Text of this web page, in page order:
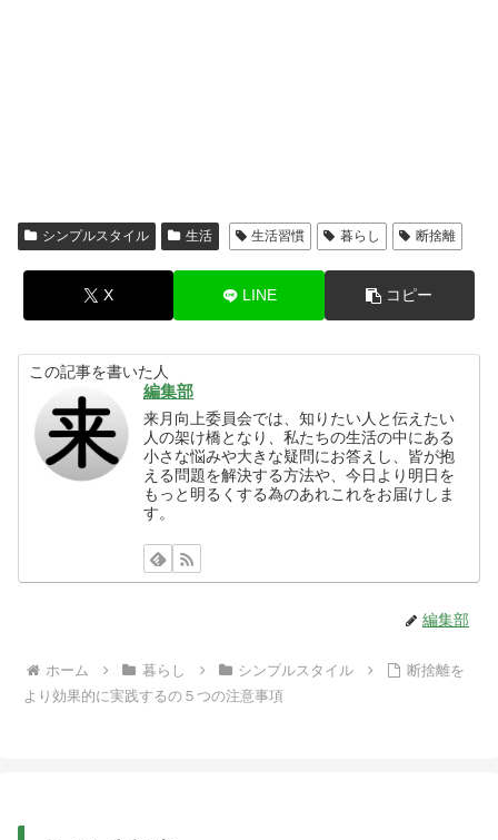
シンプルスタイル 生活 生活習慣 暮らし 断捨離
X LINE コピー
この記事を書いた人
編集部
来月向上委員会では、知りたい人と伝えたい
人の架け橋となり、私たちの生活の中にある
小さな悩みや大きな疑問にお答えし、皆が抱
える問題を解決する方法や、今日より明日を
もっと明るくする為のあれこれをお届けしま
す。
編集部
ホーム 暮らし シンプルスタイル
断捨離を
より効果的に実践するの５つの注意事項